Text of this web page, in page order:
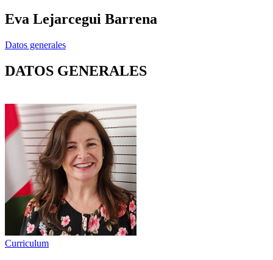
Eva Lejarcegui Barrena
Datos generales
DATOS GENERALES
Curriculum